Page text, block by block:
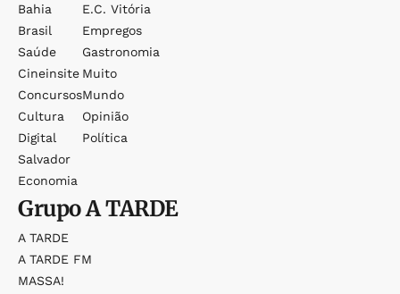
Bahia
Brasil
Saúde
Cineinsite
Concursos
Cultura
Digital
Salvador
Economia
E.c. Vitória
Empregos
Gastronomia
Muito
Mundo
Opinião
Política
GrupoA TARDE
A TARDE
A TARDE FM
MASSA!